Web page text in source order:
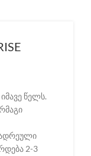
წელს.
ადრეული
2-3